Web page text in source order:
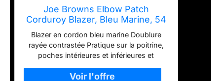
Joe Browns Elbow Patch
Corduroy Blazer, Bleu Marine, 54
Homme
Blazer en cordon bleu marine Doublure
rayée contrastée Pratique sur la poitrine,
poches intérieures et inférieures et
contrastées et effet délavé élégant Gilet